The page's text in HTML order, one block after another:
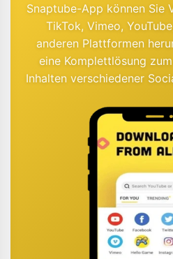
Snaptube-App können Sie
TikTok, Vimeo,
anderen Plattformen
eine Komplettlösung
Inhalten verschiedener